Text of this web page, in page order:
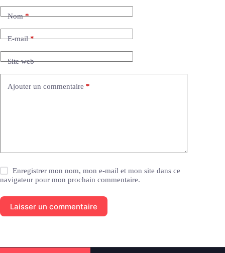
Nom*
E-mail*
Site web
Ajouter un commentaire *
Enregistrer mon nom, mon e-mail et mon site dans ce
navigateur pour mon prochain commentaire.
Laisser un commentaire
r
n
v
e